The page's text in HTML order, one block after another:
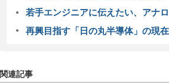
若手エンジニアに伝えたい、アナ
再興目指す「日の丸半導体」の現
関連記事